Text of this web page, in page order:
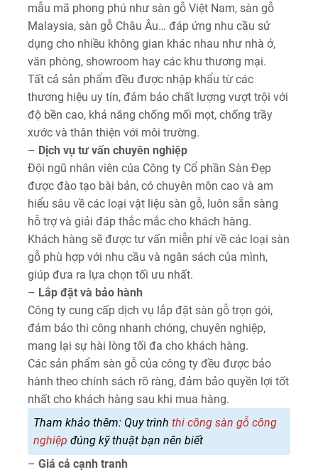
mẫu mã phong phú như sàn gỗ Việt Nam, sàn gỗ
Malaysia, sàn gỗ Châu Âu… đáp ứng nhu cầu sử
dụng cho nhiều không gian khác nhau như nhà ở,
văn phòng, showroom hay các khu thương mại.
Tất cả sản phẩm đều được nhập khẩu từ các
thương hiệu uy tín, đảm bảo chất lượng vượt trội với
độ bền cao, khả năng chống mối mọt, chống trầy
xước và thân thiện với môi trường.
– Dịch vụ tư vấn chuyên nghiệp
Đội ngũ nhân viên của Công ty Cổ phần Sàn Đẹp
được đào tạo bài bản, có chuyên môn cao và am
hiểu sâu về các loại vật liệu sàn gỗ, luôn sẵn sàng
hỗ trợ và giải đáp thắc mắc cho khách hàng.
Khách hàng sẽ được tư vấn miễn phí về các loại sàn
gỗ phù hợp với nhu cầu và ngân sách của mình,
giúp đưa ra lựa chọn tối ưu nhất.
– Lắp đặt và bảo hành
Công ty cung cấp dịch vụ lắp đặt sàn gỗ trọn gói,
đảm bảo thi công nhanh chóng, chuyên nghiệp,
mang lại sự hài lòng tối đa cho khách hàng.
Các sản phẩm sàn gỗ của công ty đều được bảo
hành theo chính sách rõ ràng, đảm bảo quyền lợi tốt
nhất cho khách hàng sau khi mua hàng.
Tham khảo thêm: Quy trình thi công sàn gỗ công
nghiệp đúng kỹ thuật bạn nên biết
– Giá cả cạnh tranh